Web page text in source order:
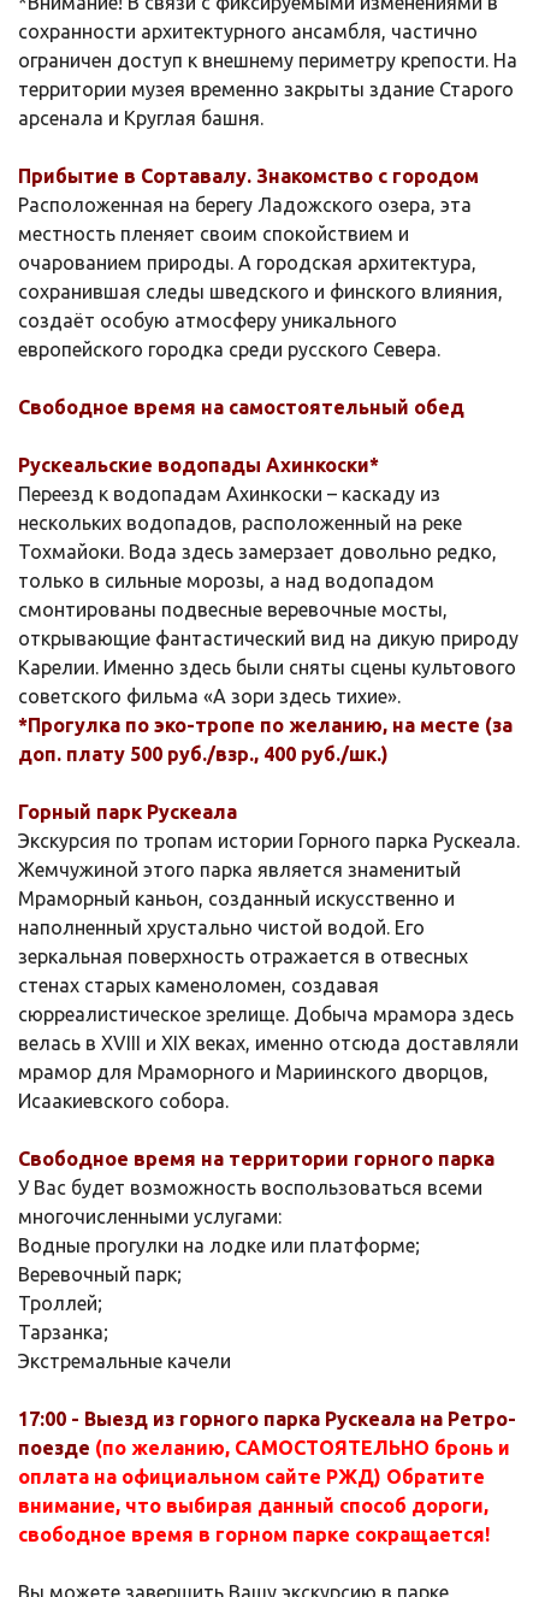
сохранности архитектурного ансамбля, частично
ограничен доступ к внешнему периметру крепости. На
территории музея временно закрыты здание Старого
арсенала и Круглая башня.
Прибытие в Сортавалу. Знакомство с городом
Расположенная на берегу Ладожского озера, эта
местность пленяет своим спокойствием и
очарованием природы. А городская архитектура,
сохранившая следы шведского и финского влияния,
создаёт особую атмосферу уникального
европейского городка среди русского Севера.
Свободное время на самостоятельный обед
Рускеальские водопады Ахинкоски*
Переезд к водопадам Ахинкоски – каскаду из
нескольких водопадов, расположенный на реке
Тохмайоки. Вода здесь замерзает довольно редко,
только в сильные морозы, а над водопадом
смонтированы подвесные веревочные мосты,
открывающие фантастический вид на дикую природу
Карелии. Именно здесь были сняты сцены культового
советского фильма «А зори здесь тихие».
*Прогулка по эко-тропе по желанию, на месте (за
доп. плату 500 руб./взр., 400 руб./шк.)
Горный парк Рускеала
Экскурсия по тропам истории Горного парка Рускеала.
Жемчужиной этого парка является знаменитый
Мраморный каньон, созданный искусственно и
наполненный хрустально чистой водой. Его
зеркальная поверхность отражается в отвесных
стенах старых каменоломен, создавая
сюрреалистическое зрелище. Добыча мрамора здесь
велась в XVIII и XIX веках, именно отсюда доставляли
мрамор для Мраморного и Мариинского дворцов,
Исаакиевского собора.
Свободное время на территории горного парка
У Вас будет возможность воспользоваться всеми
многочисленными услугами:
Водные прогулки на лодке или платформе;
Веревочный парк;
Троллей;
Тарзанка;
Экстремальные качели
17:00 - Выезд из горного парка Рускеала на Ретро-
поезде (по желанию, САМОСТОЯТЕЛЬНО бронь и
оплата на официальном сайте РЖД) Обратите
внимание, что выбирая данный способ дороги,
свободное время в горном парке сокращается!
Вы можете завершить Вашу экскурсию в парке